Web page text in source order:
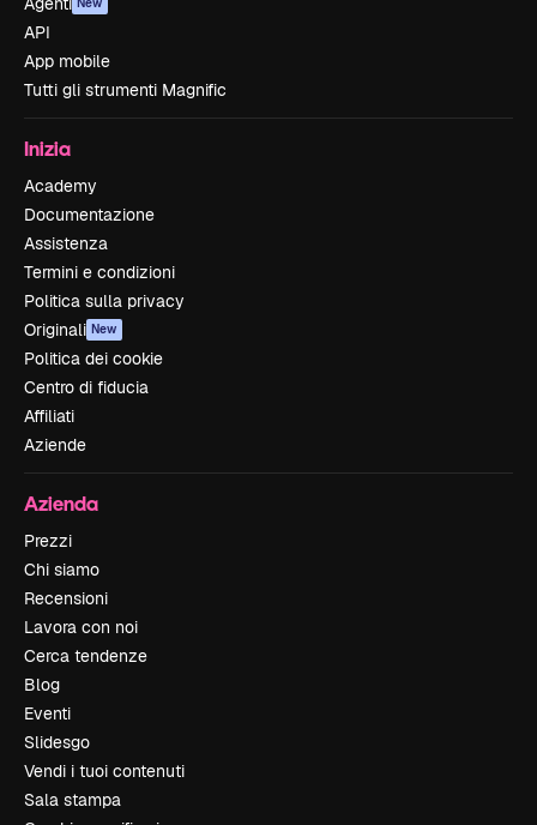
API
App mobile
Tutti gli strumenti Magnific
Inizia
Academy
Documentazione
Assistenza
Termini e condizioni
Politica sulla privacy
Originali New
Politica dei cookie
Centro di fiducia
Affiliati
Aziende
Azienda
Prezzi
Chi siamo
Recensioni
Lavora con noi
Cerca tendenze
Blog
Eventi
Slidesgo
Vendi i tuoi contenuti
Sala stampa